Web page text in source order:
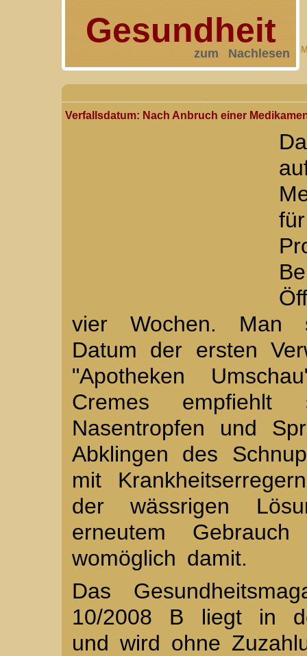
Gesundheit
zum Nachlesen
Verfallsdatum: Nach Anbruch einer
vier Wochen. Man
Datum der ersten
"Apotheken
Cremes empfiehlt
Nasentropfen und
Abklingen des
mit
der wässrigen
erneutem
womöglich damit.
Das
10/2008 B liegt in
und wird ohne